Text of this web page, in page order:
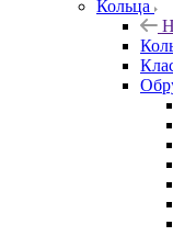
Кольца